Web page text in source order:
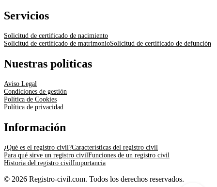
Servicios
Solicitud de certificado de nacimiento
Solicitud de certificado de matrimonioSolicitud de certificado de defunción
Nuestras políticas
Aviso Legal
Condiciones de gestión
Política de Cookies
Política de privacidad
Información
¿Qué es el registro civil?Características del registro civil
Para qué sirve un registro civilFunciones de un registro civil
Historia del registro civilImportancia
© 2026 Registro-civil.com. Todos los derechos reservados.